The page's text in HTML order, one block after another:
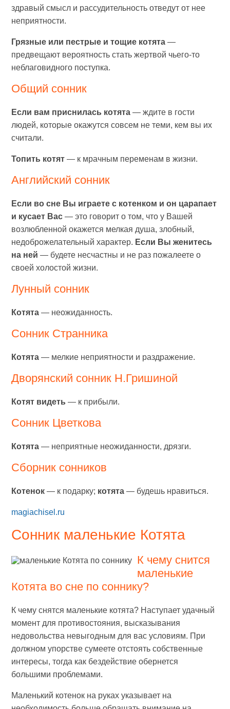
здравый смысл и рассудительность отведут от нее
неприятности.
Грязные или пестрые и тощие котята —
предвещают вероятность стать жертвой чьего-то
неблаговидного поступка.
Общий сонник
Если вам приснилась котята — ждите в гости
людей, которые окажутся совсем не теми, кем вы их
считали.
Топить котят — к мрачным переменам в жизни.
Английский сонник
Если во сне Вы играете с котенком и он царапает
и кусает Вас — это говорит о том, что у Вашей
возлюбленной окажется мелкая душа, злобный,
недоброжелательный характер. Если Вы женитесь
на ней — будете несчастны и не раз пожалеете о
своей холостой жизни.
Лунный сонник
Котята — неожиданность.
Сонник Странника
Котята — мелкие неприятности и раздражение.
Дворянский сонник Н.Гришиной
Котят видеть — к прибыли.
Сонник Цветкова
Котята — неприятные неожиданности, дрязги.
Сборник сонников
Котенок — к подарку; котята — будешь нравиться.
magiachisel.ru
Сонник маленькие Котята
К чему снится
маленькие
Котята во сне по соннику?
К чему снятся маленькие котята? Наступает удачный
момент для противостояния, высказывания
недовольства невыгодным для вас условиям. При
должном упорстве сумеете отстоять собственные
интересы, тогда как бездействие обернется
большими проблемами.
Маленький котенок на руках указывает на